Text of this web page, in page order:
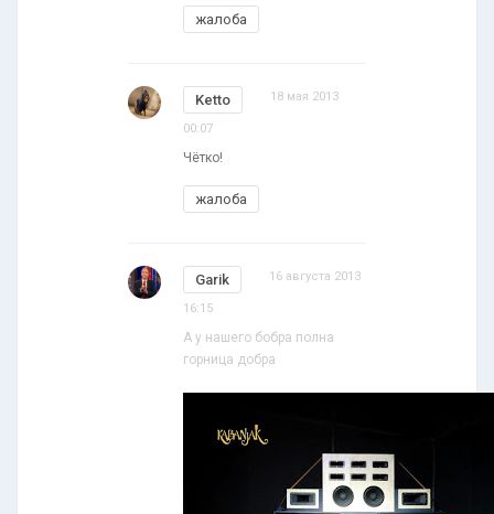
жалоба
Ketto 18 мая 2013
00:07
Чётко!
жалоба
Garik 16 августа 2013
16:15
А у нашего бобра полна
горница добра